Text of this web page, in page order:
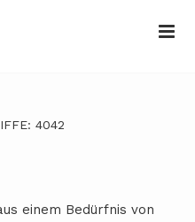
4042
einem Bedürfnis von